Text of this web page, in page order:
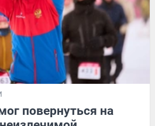
повернуться на